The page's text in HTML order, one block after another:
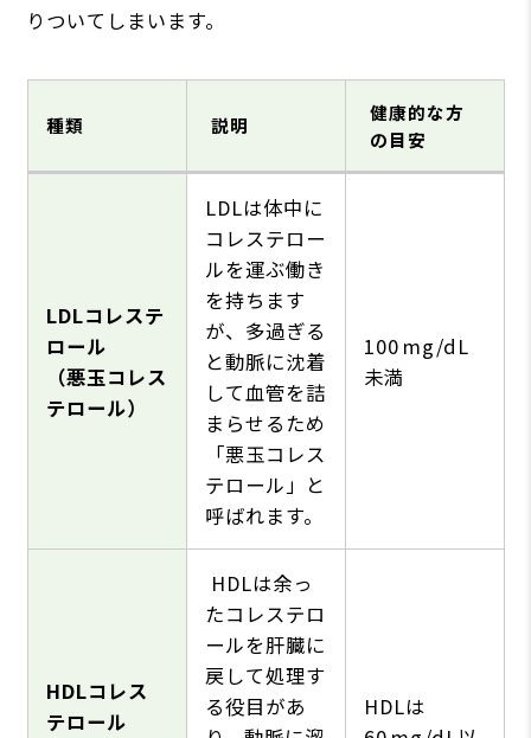
りついてしまいます。
種類 説明
健康的な方
の目安
LDLコレステ
ロール
（悪玉コレス
テロール）
LDLは体中に
コレステロー
ルを運ぶ働き
を持ちます
が、多過ぎる
と動脈に沈着
して血管を詰
まらせるため
「悪玉コレス
テロール」と
呼ばれます。
100 mg/dL
未満
HDLコレス
テロール
HDLは余っ
たコレステロ
ールを肝臓に
戻して処理す
る役目があ
HDLは